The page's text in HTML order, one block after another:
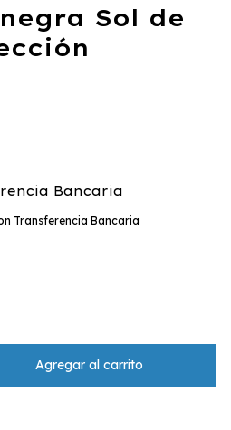
Sol de
Bancaria
Transferencia Bancaria